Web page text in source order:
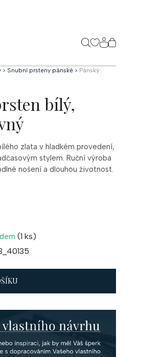
NÁKUPNÍ
KOŠÍK
> Snubní prsteny pánské > Pánský
bílý,
zlata v hladkém provedení,
stylem. Ruční výroba
nošení a dlouhou životnost.
(1 ks)